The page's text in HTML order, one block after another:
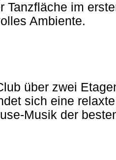
Tanzfläche im
Ambiente.
über zwei
sich eine
Musik der